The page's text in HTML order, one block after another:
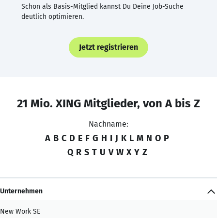
Schon als Basis-Mitglied kannst Du Deine Job-Suche
deutlich optimieren.
Jetzt registrieren
21 Mio. XING Mitglieder, von A bis Z
Nachname:
A B C D E F G H I J K L M N O P
Q R S T U V W X Y Z
Unternehmen
New Work SE